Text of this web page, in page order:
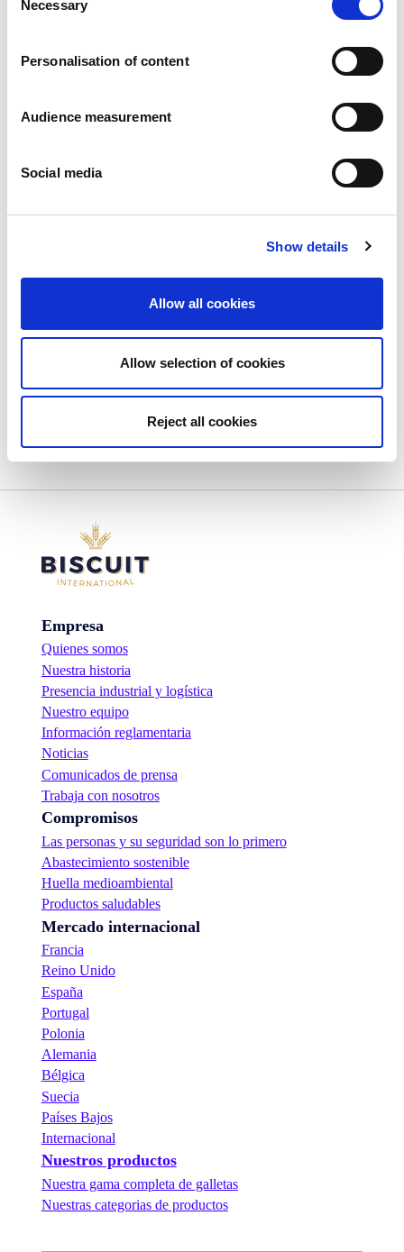
Selection
Necessary
Personalisation of content
Audience measurement
Social media
Show details
Allow all cookies
Allow selection of cookies
Reject all cookies
Coconut pastries
Empresa
Quienes somos
Nuestra historia
Presencia industrial y logística
Nuestro equipo
Información reglamentaria
Noticias
Comunicados de prensa
Trabaja con nosotros
Compromisos
Las personas y su seguridad son lo primero
Abastecimiento sostenible
Huella medioambiental
Productos saludables
Mercado internacional
Francia
Reino Unido
España
Portugal
Polonia
Alemania
Bélgica
Suecia
Países Bajos
Internacional
Nuestros productos
Nuestra gama completa de galletas
Nuestras categorias de productos